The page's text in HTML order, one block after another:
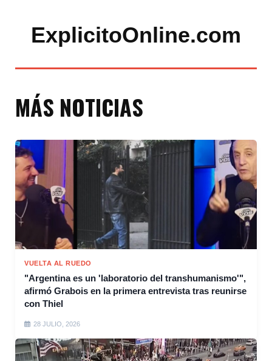
ExplicitoOnline.com
MÁS NOTICIAS
VUELTA AL RUEDO
"Argentina es un 'laboratorio del transhumanismo'",
afirmó Grabois en la primera entrevista tras reunirse
con Thiel
28 JULIO, 2026